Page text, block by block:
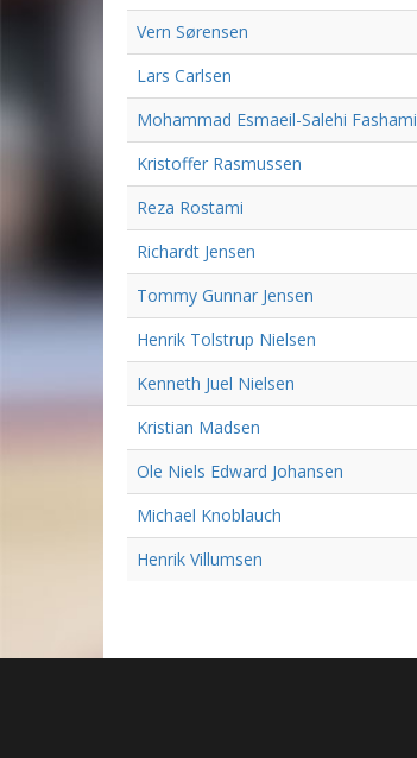
Vern Sørensen
Lars Carlsen
Mohammad Esmaeil-Salehi Fashami
Kristoffer Rasmussen
Reza Rostami
Richardt Jensen
Tommy Gunnar Jensen
Henrik Tolstrup Nielsen
Kenneth Juel Nielsen
Kristian Madsen
Ole Niels Edward Johansen
Michael Knoblauch
Henrik Villumsen